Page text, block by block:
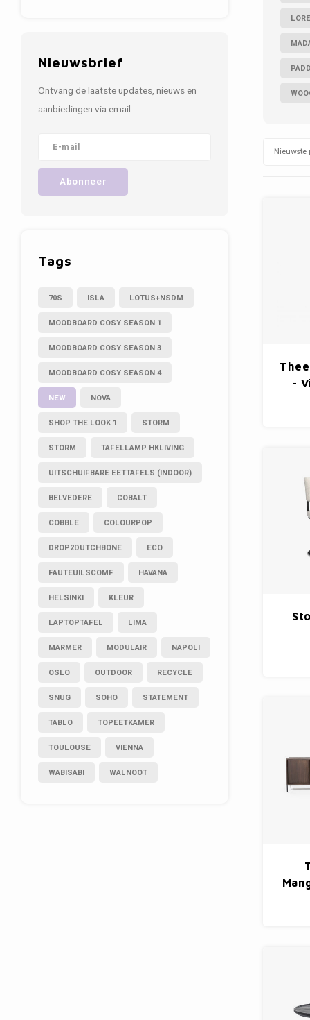
Nieuwsbrief
Ontvang de laatste updates, nieuws en
aanbiedingen via email
Abonneer
Tags
70S ISLA LOTUS+NSDM
MOODBOARD COSY SEASON 1
MOODBOARD COSY SEASON 3
MOODBOARD COSY SEASON 4
NEW NOVA
SHOP THE LOOK 1 STORM
STORM TAFELLAMP HKLIVING
UITSCHUIFBARE EETTAFELS (INDOOR)
BELVEDERE COBALT
COBBLE COLOURPOP
DROP2DUTCHBONE ECO
FAUTEUILSCOMF HAVANA
HELSINKI KLEUR
LAPTOPTAFEL LIMA
MARMER MODULAIR NAPOLI
OSLO OUTDOOR RECYCLE
SNUG SOHO STATEMENT
TABLO TOPEETKAMER
TOULOUSE VIENNA
WABISABI WALNOOT
-